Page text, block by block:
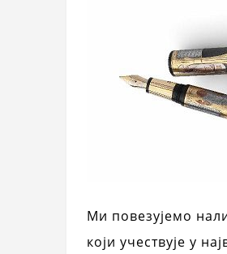
Ми повезујемо
који учествује у